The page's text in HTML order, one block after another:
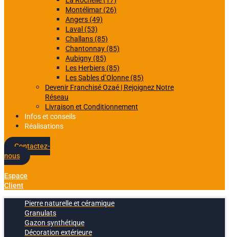
Montélimar (26)
Angers (49)
Laval (53)
Challans (85)
Chantonnay (85)
Aubigny (85)
Les Herbiers (85)
Les Sables d’Olonne (85)
Devenir Franchisé Ozaé | Rejoignez Notre
Réseau
Livraison et Conditionnement
Infos et conseils
Réalisations
Contactez-
nous
Espace
Client
Pierre naturelle et céramique
Granulats
Gazon synthétique
Décoration extérieure